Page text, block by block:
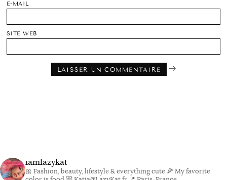
E-MAIL
SITE WEB
iamlazykat
🎀 Fashion, beauty, lifestyle & everything cute 🍕 My favorite